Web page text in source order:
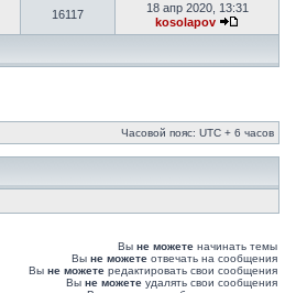
16117
18 апр 2020, 13:31
kosolapov
Часовой пояс: UTC + 6 часов
Вы не можете начинать темы
Вы не можете отвечать на сообщения
Вы не можете редактировать свои сообщения
Вы не можете удалять свои сообщения